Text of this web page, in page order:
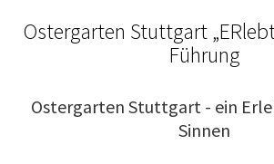
Ostergarten Stuttgart
Führung
Ostergarten Stuttgart - ein
Sinnen